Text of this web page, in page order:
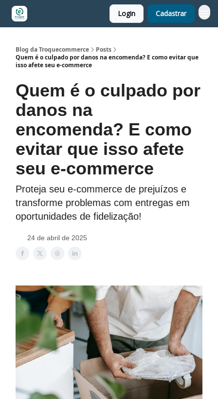
Login Cadastrar
Blog da Troquecommerce
Posts
Quem é o culpado por danos na encomenda? E como evitar que
isso afete seu e-commerce
Quem é o culpado por
danos na
encomenda? E como
evitar que isso afete
seu e-commerce
Proteja seu e-commerce de prejuízos e
transforme problemas com entregas em
oportunidades de fidelização!
24 de abril de 2025